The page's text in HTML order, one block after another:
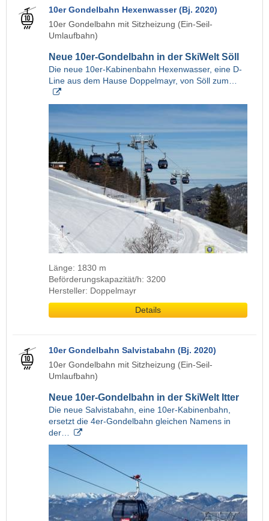
10er Gondelbahn Hexenwasser (Bj. 2020)
10er Gondelbahn mit Sitzheizung (Ein-Seil-
Umlaufbahn)
Neue 10er-Gondelbahn in der SkiWelt Söll
Die neue 10er-Kabinenbahn Hexenwasser, eine D-
Line aus dem Hause Doppelmayr, von Söll zum…
Länge: 1830 m
Beförderungskapazität/h: 3200
Hersteller: Doppelmayr
Details
10er Gondelbahn Salvistabahn (Bj. 2020)
10er Gondelbahn mit Sitzheizung (Ein-Seil-
Umlaufbahn)
Neue 10er-Gondelbahn in der SkiWelt Itter
Die neue Salvistabahn, eine 10er-Kabinenbahn,
ersetzt die 4er-Gondelbahn gleichen Namens in
der…